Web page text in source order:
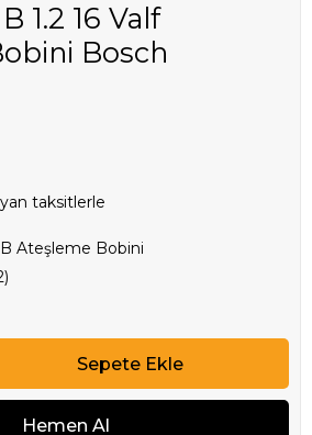
1.2 16 Valf
Bosch
taksitlerle
Ateşleme Bobini